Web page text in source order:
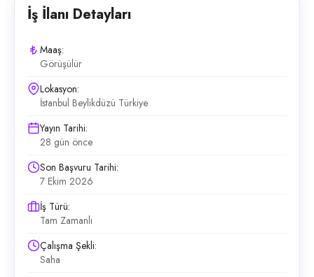
İş İlanı Detayları
Maaş:
Görüşülür
Lokasyon:
İstanbul Beylikdüzü Türkiye
Yayın Tarihi:
28 gün önce
Son Başvuru Tarihi:
7 Ekim 2026
İş Türü:
Tam Zamanlı
Çalışma Şekli:
Saha